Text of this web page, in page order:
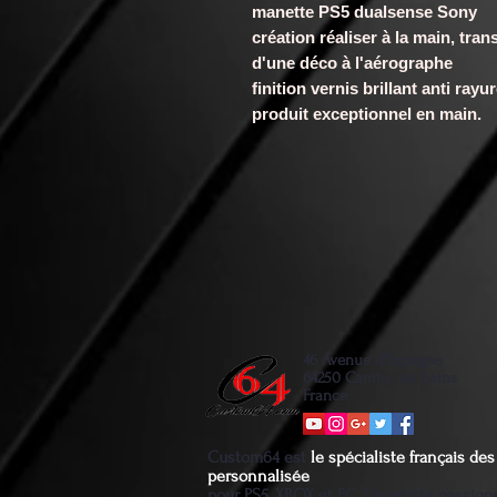
manette PS5 dualsense Sony
création réaliser à la main,
d'une déco à l'aérographe
finition vernis brillant anti
produit exceptionnel en main.
46 Avenue d'Espagne
64250 Cambo les bains
France
Custom64 est le spécialiste français
personnalisée